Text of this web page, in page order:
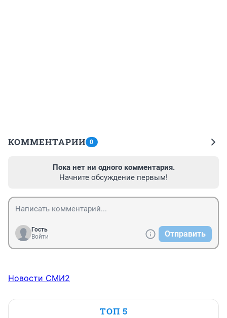
КОММЕНТАРИИ 0
Пока нет ни одного комментария.
Начните обсуждение первым!
Гость
Войти
Отправить
Новости СМИ2
ТОП 5